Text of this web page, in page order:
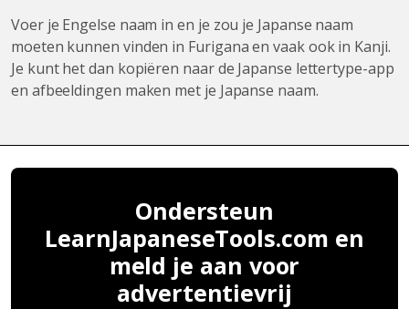
Voer je Engelse naam in en je zou je Japanse naam
moeten kunnen vinden in Furigana en vaak ook in Kanji.
Je kunt het dan kopiëren naar de Japanse lettertype-app
en afbeeldingen maken met je Japanse naam.
Ondersteun
LearnJapaneseTools.com en
meld je aan voor
advertentievrij